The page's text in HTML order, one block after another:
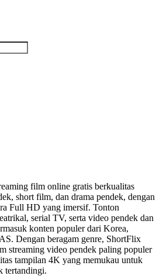
film online gratis berkualitas
short film, dan drama pendek, dengan
Full HD yang imersif. Tonton
serial TV, serta video pendek dan
konten populer dari Korea,
Dengan beragam genre, ShortFlix
streaming video pendek paling populer
tampilan 4K yang memukau untuk
tertandingi.